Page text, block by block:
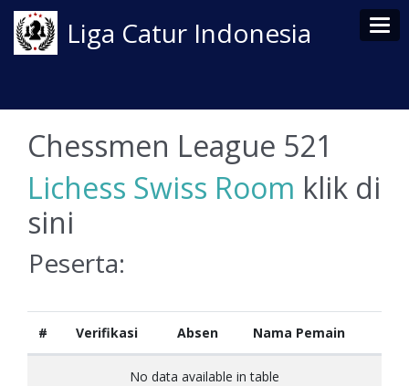
Liga Catur Indonesia
Chessmen League 521
Lichess Swiss Room klik di
sini
Peserta:
# Verifikasi Absen Nama Pemain
No data available in table